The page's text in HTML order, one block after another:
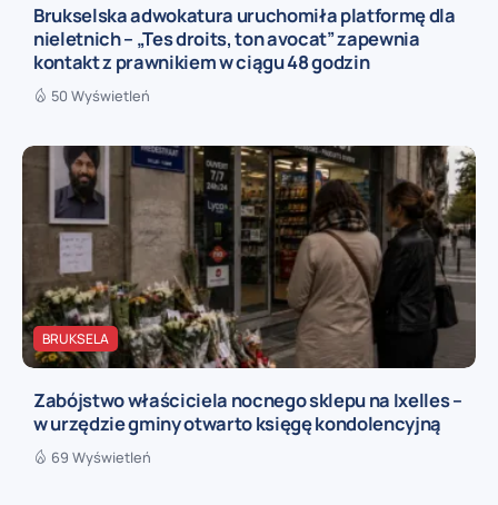
Brukselska adwokatura uruchomiła platformę dla
nieletnich – „Tes droits, ton avocat” zapewnia
kontakt z prawnikiem w ciągu 48 godzin
50 Wyświetleń
BRUKSELA
Zabójstwo właściciela nocnego sklepu na Ixelles –
w urzędzie gminy otwarto księgę kondolencyjną
69 Wyświetleń